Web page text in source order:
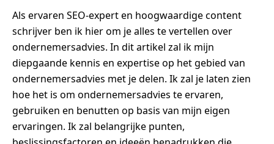
Als ervaren SEO-expert en hoogwaardige content
schrijver ben ik hier om je alles te vertellen over
ondernemersadvies. In dit artikel zal ik mijn
diepgaande kennis en expertise op het gebied van
ondernemersadvies met je delen. Ik zal je laten zien
hoe het is om ondernemersadvies te ervaren,
gebruiken en benutten op basis van mijn eigen
ervaringen. Ik zal belangrijke punten,